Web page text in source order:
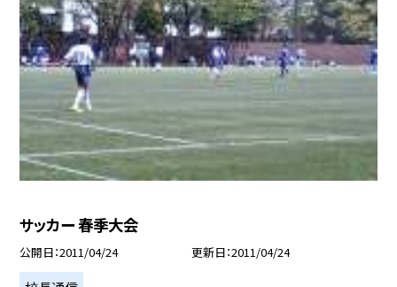
サッカー 春季大会
公開日 2011/04/24 更新日 2011/04/24